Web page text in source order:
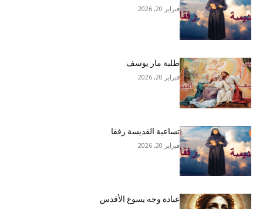
فبراير 20, 2026
طلبة مار يوسف
فبراير 20, 2026
تساعية القديسة رفقا
فبراير 20, 2026
عبادة وجه يسوع الأقدس